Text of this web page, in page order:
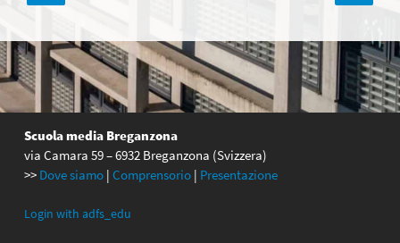
articoli
Scuola media Breganzona
via Camara 59 – 6932 Breganzona (Svizzera)
>> Dove siamo | Comprensorio | Presentazione
Login with adfs_edu